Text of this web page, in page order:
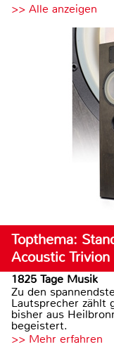
>> Alle anzeigen
Topthema:
Acoustic Trivion
1825 Tage Musik
Zu den
Lautsprecher zählt
bisher aus
begeistert.
>> Mehr erfahren